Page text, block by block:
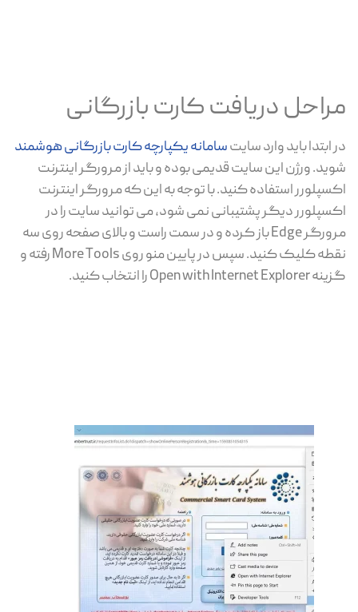
مراحل دریافت کارت بازرگانی
در ابتدا باید وارد سایتسامانه یکپارچه کارت بازرگانی هوشمند
شوید. ورژن این سایت قدیمی بوده و باید از مرورگر اینترنت
اکسپلورر استفاده کنید. با توجه به این که مرورگر اینترنت
اکسپلورر دیگر پشتیبانی نمی شود، می توانید سایت را در
مرورگر Edge باز کرده و در سمت راست و بالای صفحه روی سه
نقطه کلیک کنید. سپس در پایین منو روی More Tools رفته و
گزینه Open with Internet Explorer را انتخاب کنید.